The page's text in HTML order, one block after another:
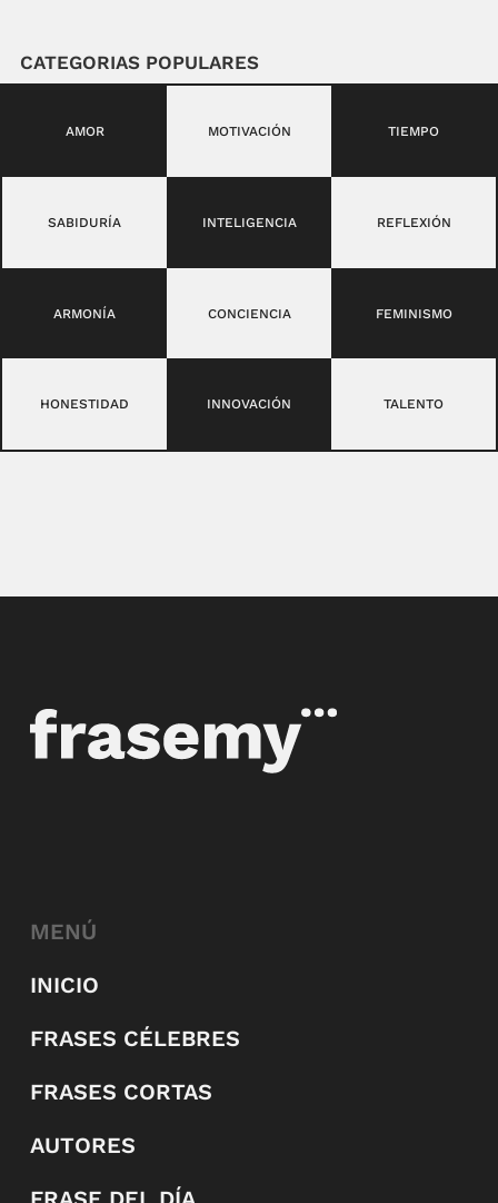
CATEGORIAS POPULARES
AMOR MOTIVACIÓN TIEMPO
SABIDURÍA INTELIGENCIA REFLEXIÓN
ARMONÍA CONCIENCIA FEMINISMO
HONESTIDAD INNOVACIÓN TALENTO
MENÚ
INICIO
FRASES CÉLEBRES
FRASES CORTAS
AUTORES